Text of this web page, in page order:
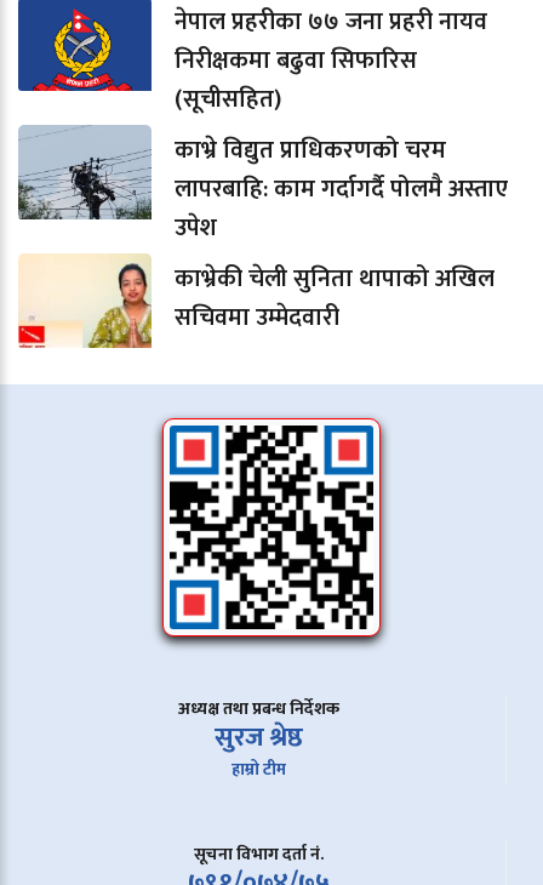
नेपाल प्रहरीका ७७ जना प्रहरी नायव
निरीक्षकमा बढुवा सिफारिस
(सूचीसहित)
काभ्रे विद्युत प्राधिकरणको चरम
लापरबाहि: काम गर्दागर्दै पोलमै अस्ताए
उपेश
काभ्रेकी चेली सुनिता थापाको अखिल
सचिवमा उम्मेदवारी
अध्यक्ष तथा प्रबन्ध निर्देशक
सुरज श्रेष्ठ
हाम्रो टीम
सूचना विभाग दर्ता नं.